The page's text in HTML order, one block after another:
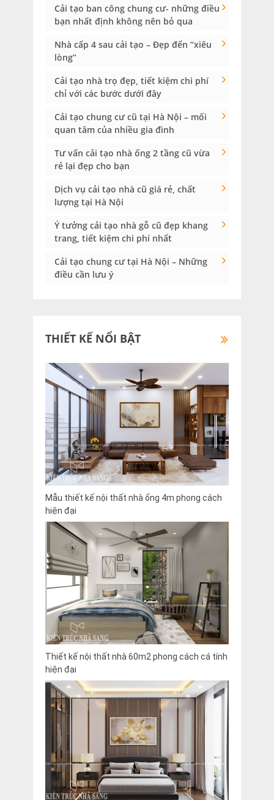
Cải tạo ban công chung cư- những điều
bạn nhất định không nên bỏ qua
Nhà cấp 4 sau cải tạo – Đẹp đến “xiêu
lòng”
Cải tạo nhà trọ đẹp, tiết kiệm chi phí
chỉ với các bước dưới đây
Cải tạo chung cư cũ tại Hà Nội – mối
quan tâm của nhiều gia đình
Tư vấn cải tạo nhà ống 2 tầng cũ vừa
rẻ lại đẹp cho bạn
Dịch vụ cải tạo nhà cũ giá rẻ, chất
lượng tại Hà Nội
Ý tưởng cải tạo nhà gỗ cũ đẹp khang
trang, tiết kiệm chi phí nhất
Cải tạo chung cư tại Hà Nội – Những
điều cần lưu ý
THIẾT KẾ NỔI BẬT
Mẫu thiết kế nội thất nhà ống 4m phong cách
hiện đại
Thiết kế nội thất nhà 60m2 phong cách cá tính
hiện đại